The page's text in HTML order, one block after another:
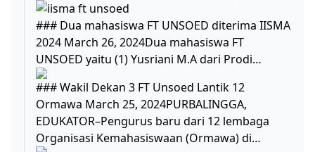
### Dua mahasiswa FT UNSOED diterima IISMA
2024 March 26, 2024Dua mahasiswa FT
UNSOED yaitu (1) Yusriani M.A dari Prodi…
### Wakil Dekan 3 FT Unsoed Lantik 12
Ormawa March 25, 2024PURBALINGGA,
EDUKATOR–Pengurus baru dari 12 lembaga
Organisasi Kemahasiswaan (Ormawa) di…